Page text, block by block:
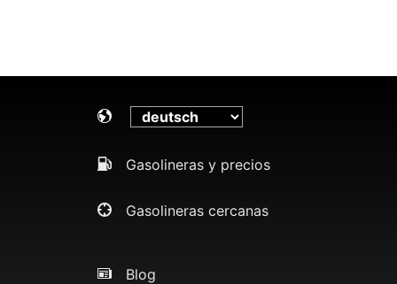
Gasolineras y precios
Gasolineras cercanas
Blog